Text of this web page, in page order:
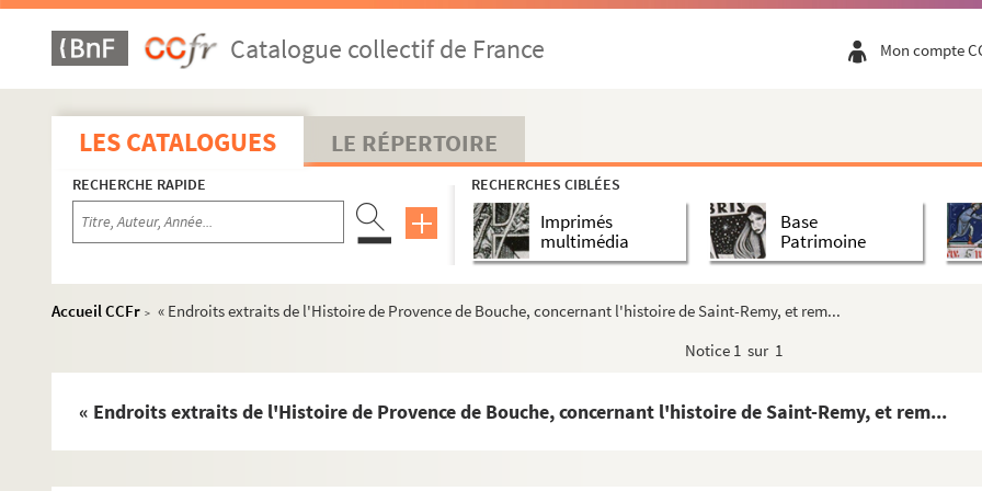
Catalogue collectif de France Mon compte
LES CATALOGUES LE RÉPERTOIRE
RECHERCHE RAPIDE RECHERCHES CIBLÉES
Imprimés
multimédia
Base
Patrimoine
Accueil CCFr > « Endroits extraits de l'Histoire de Provence de Bouche, concernant l'histoire de Saint-Remy, et rem...
Notice 1 sur 1
« Endroits extraits de l'Histoire de Provence de Bouche, concernant l'histoire de Saint-Remy, et rem...
164. Miscellanea Arelatensia
165. Rapport d'experts sur les bâtiments et autres dépendances de l'abbaye de Montmajour
166. « Annales du convent des Minimes de la ville d'Arles, dit S. Honorat des Aliscamps, depuis l'année 1...
167. « Troisième livre de visite de la maison de l'Oratoire d'Arles »
168. « Histoire et cartulaire de l'abbaye roïale de Saint-Césaire d'Arles »
169. « Histoire des religieuses Augustines de l'Hôtel-Dieu d'Arles, 1664 à 1850. Par M. l'abbé Trichaud »
170. « Mémoires pour servir à l'histoire des monastères de la Miséricorde établis à Arles, à Salon, etc. ...
) par Louis Mège, dans les papiers de Claude...
173. « Bulles, mandemens, ordonnances et autres actes pour la confrérie des Pénitens blancs d'Arles »
177. « Pénitens blancs d'Arles. Affaires diverses. Recueilli dans les papiers de Claude Vallière »